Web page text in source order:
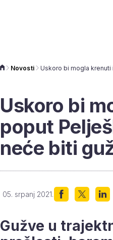
Novosti
Uskoro bi
poput
neće biti
05. srpanj 2021.
Gužve u